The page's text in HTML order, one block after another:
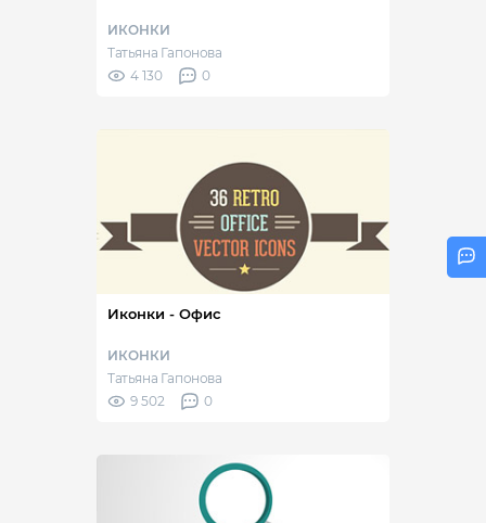
ИКОНКИ
Татьяна Гапонова
4 130
0
Иконки - Офис
ИКОНКИ
Татьяна Гапонова
9 502
0